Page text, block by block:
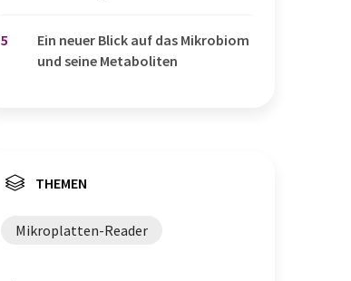
5
Ein neuer Blick auf das Mikrobiom
und seine Metaboliten
THEMEN
Mikroplatten-Reader